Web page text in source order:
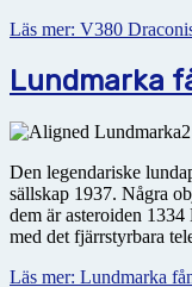
Läs mer: V380
Lundmarka
Den legendariske
sällskap 1937. Några
dem är asteroiden
med det fjärrstyrbara
Läs mer: Lundmarka